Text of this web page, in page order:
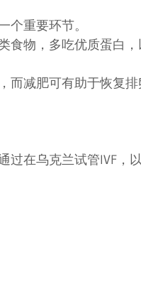
重要环节。
食物，多吃优质蛋白
而减肥可有助于恢复排
过在乌克兰试管IVF，